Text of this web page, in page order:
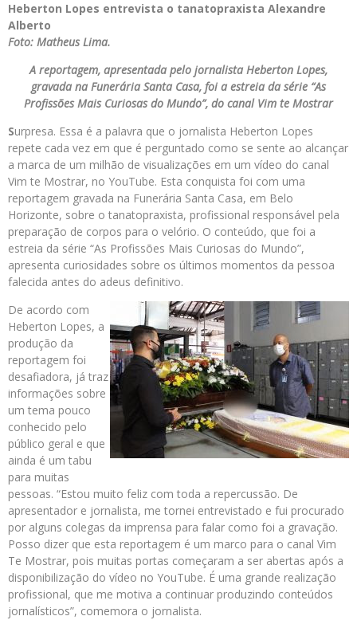
Heberton Lopes entrevista o tanatopraxista Alexandre
Alberto
Foto: Matheus Lima.
A reportagem, apresentada pelo jornalista Heberton Lopes,
gravada na Funerária Santa Casa, foi a estreia da série “As
Profissões Mais Curiosas do Mundo”, do canal Vim te Mostrar
Surpresa. Essa é a palavra que o jornalista Heberton Lopes
repete cada vez em que é perguntado como se sente ao alcançar
a marca de um milhão de visualizações em um vídeo do canal
Vim te Mostrar, no YouTube. Esta conquista foi com uma
reportagem gravada na Funerária Santa Casa, em Belo
Horizonte, sobre o tanatopraxista, profissional responsável pela
preparação de corpos para o velório. O conteúdo, que foi a
estreia da série “As Profissões Mais Curiosas do Mundo”,
apresenta curiosidades sobre os últimos momentos da pessoa
falecida antes do adeus definitivo.
De acordo com
Heberton Lopes, a
produção da
reportagem foi
desafiadora, já traz
informações sobre
um tema pouco
conhecido pelo
público geral e que
ainda é um tabu
para muitas
pessoas. “Estou muito feliz com toda a repercussão. De
apresentador e jornalista, me tornei entrevistado e fui procurado
por alguns colegas da imprensa para falar como foi a gravação.
Posso dizer que esta reportagem é um marco para o canal Vim
Te Mostrar, pois muitas portas começaram a ser abertas após a
disponibilização do vídeo no YouTube. É uma grande realização
profissional, que me motiva a continuar produzindo conteúdos
jornalísticos”, comemora o jornalista.